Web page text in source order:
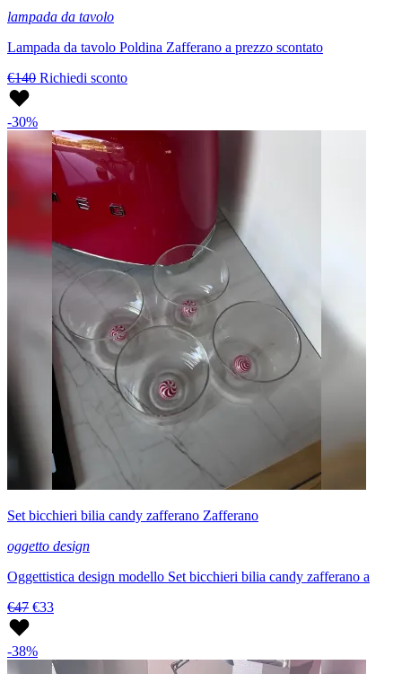
lampada da tavolo
Lampada da tavolo Poldina Zafferano a prezzo scontato
€140 Richiedi sconto
-30%
Set bicchieri bilia candy zafferano Zafferano
oggetto design
Oggettistica design modello Set bicchieri bilia candy zafferano a
€47 €33
-38%